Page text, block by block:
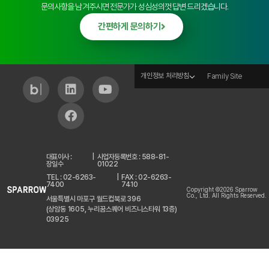
문의사항을 남겨주시면 전문가가 성심성의껏 답변 드리겠습니다.
간편하게 문의하기
개인정보 처리방침 Family Site
대표이사 :
장일수
사업자등록번호 : 588-81-
01022
TEL : 02-6263-
7400
FAX : 02-6263-
7410
서울특별시 마포구 월드컵북로 396
(상암동 1605, 누리꿈스퀘어 비즈니스타워 13층)
03925
Copyright ©2026 Sparrow
Co., Ltd. All Rights Reserved.